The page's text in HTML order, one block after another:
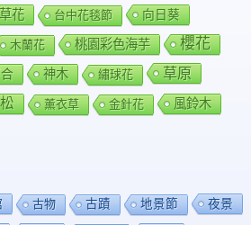
花 台中花毯節 向日葵
木蘭花 桃園彩色海芋 櫻花
神木 繡球花 草原
薰衣草 金針花 風鈴木
古物 古蹟 地景節 夜景